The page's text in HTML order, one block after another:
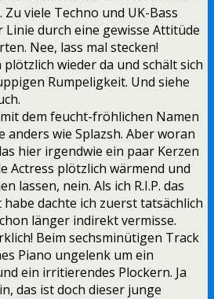
viele Techno und UK-Bass
Linie durch eine gewisse Attitüde
Nee, lass mal stecken!
wieder da und schält sich
Rumpeligkeit. Und siehe
dem feucht-fröhlichen Namen
anders wie Splazsh. Aber woran
hier irgendwie ein paar Kerzen
Actress plötzlich wärmend und
lassen, nein. Als ich R.I.P. das
dachte ich zuerst tatsächlich
länger indirekt vermisse.
Beim sechsminütigen Track
Piano ungelenk um ein
ein irritierendes Plockern. Ja
das ist doch dieser junge